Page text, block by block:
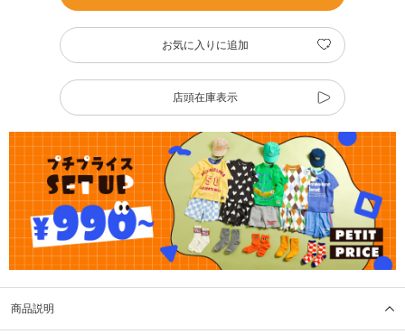
お気に入りに追加
店頭在庫表示
商品説明